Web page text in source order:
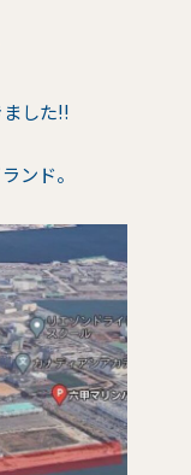
した!!
ンド。